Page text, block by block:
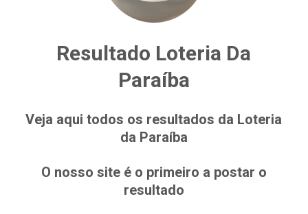
Resultado Loteria Da
Paraíba
Veja aqui todos os resultados da Loteria
da Paraíba
O nosso site é o primeiro a postar o
resultado